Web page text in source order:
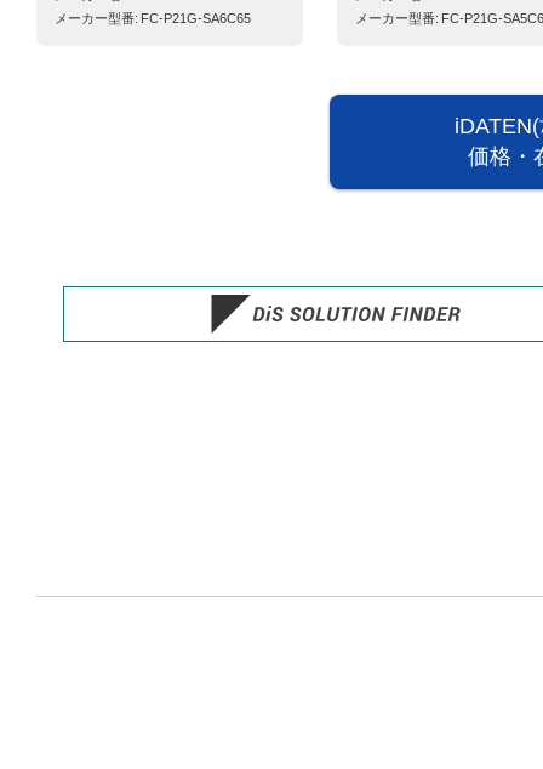
メーカー型番 FC-P21G-SA6C65
メーカー型番 FC-P21G-
価格・